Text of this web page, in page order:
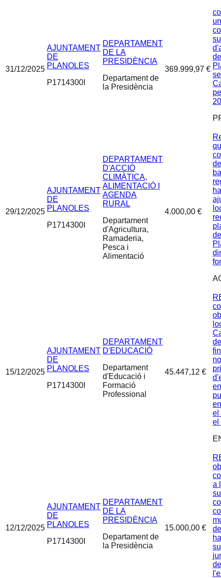
31/12/2025
AJUNTAMENT
DE
PLANOLES
P1714300I
DEPARTAMENT
DE LA
PRESIDÈNCIA
Departament de
la Presidència
369.999,97 €
29/12/2025
AJUNTAMENT
DE
PLANOLES
P1714300I
DEPARTAMENT
D'ACCIÓ
CLIMÀTICA,
ALIMENTACIÓ I
AGENDA
RURAL
Departament
d'Agricultura,
Ramaderia,
Pesca i
Alimentació
4.000,00 €
15/12/2025
AJUNTAMENT
DE
PLANOLES
P1714300I
DEPARTAMENT
D'EDUCACIÓ
Departament
d'Educació i
Formació
Professional
45.447,12 €
el
el
12/12/2025
AJUNTAMENT
DE
PLANOLES
P1714300I
DEPARTAMENT
DE LA
PRESIDÈNCIA
Departament de
la Presidència
15.000,00 €
a